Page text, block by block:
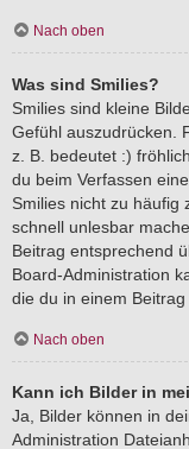
Nach oben
Was sind Smilies?
Smilies sind kleine
Gefühl auszudrücken.
z. B. bedeutet :)
du beim Verfassen
Smilies nicht zu häufig
schnell unlesbar
Beitrag entsprechend
Board-Administration
die du in einem Beitrag
Nach oben
Kann ich Bilder in
Ja, Bilder können in
Administration